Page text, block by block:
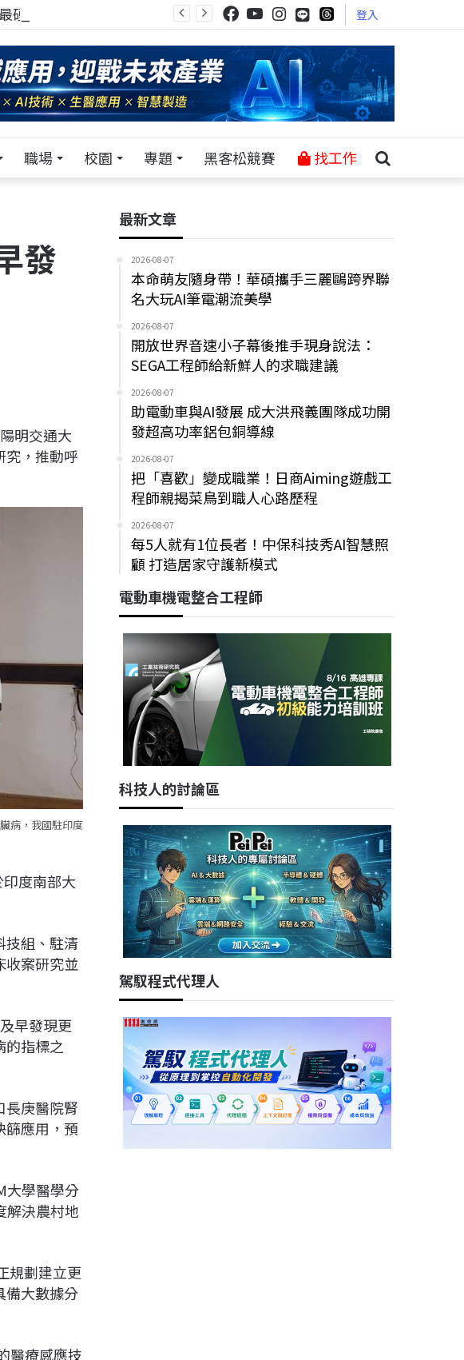
核的技術 登入
職場 校園 專題 黑客松競賽 找工作
發
明交通大
究，推動呼
病，我國駐印度
度南部大
技組、駐清
收案研究並
早發現更
的指標之
長庚醫院腎
篩應用，預
大學醫學分
解決農村地
規劃建立更
備大數據分
醫療感應技
最新文章
2026-08-07
本命萌友隨身帶！華碩攜手三麗鷗跨界聯
名大玩AI筆電潮流美學
2026-08-07
開放世界音速小子幕後推手現身說法：
SEGA工程師給新鮮人的求職建議
2026-08-07
助電動車與AI發展 成大洪飛義團隊成功開
發超高功率鋁包銅導線
2026-08-07
把「喜歡」變成職業！日商Aiming遊戲工
程師親揭菜鳥到職人心路歷程
2026-08-07
每5人就有1位長者！中保科技秀AI智慧照
顧 打造居家守護新模式
電動車機電整合工程師
科技人的討論區
駕馭程式代理人